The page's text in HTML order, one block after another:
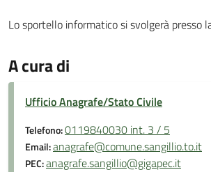
Lo sportello informatico si svolgerà presso
A cura di
Ufficio Anagrafe/Stato Civile
Telefono:0119840030 int. 3 / 5
Email:anagrafe@comune.sangillio.to.it
PEC:anagrafe.sangillio@gigapec.it